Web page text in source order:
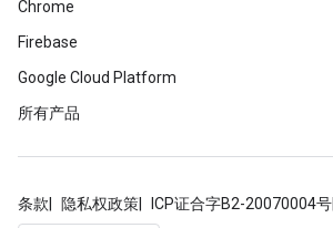
Chrome
Firebase
Google Cloud Platform
所有产品
条款 隐私权政策 ICP证合字B2-20070004号